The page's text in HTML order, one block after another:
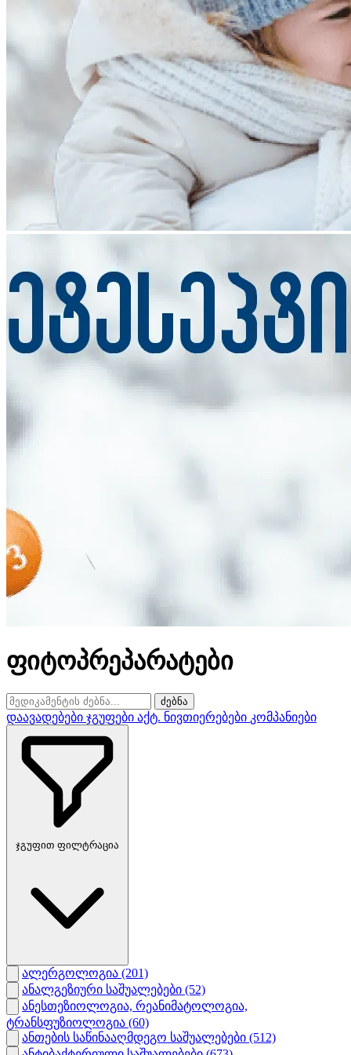
ფიტოპრეპარატები
ძებნა
დაავადებები ჯგუფები აქტ. ნივთიერებები კომპანიები
ჯგუფით ფილტრაცია
ალერგოლოგია (201)
ანალგეზიური საშუალებები (52)
ანესთეზიოლოგია, რეანიმატოლოგია,
ტრანსფუზიოლოგია (60)
ანთების საწინააღმდეგო საშუალებები (512)